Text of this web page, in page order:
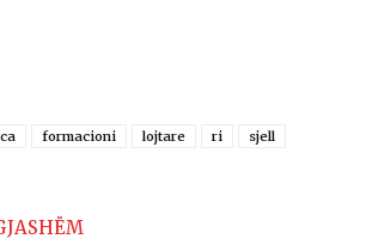
formacioni lojtare ri sjell